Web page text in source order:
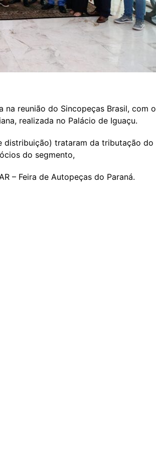
na reunião do Sincopeças Brasil, com o
realizada no Palácio de Iguaçu.
distribuição) trataram da tributação do
do segmento,
– Feira de Autopeças do Paraná.